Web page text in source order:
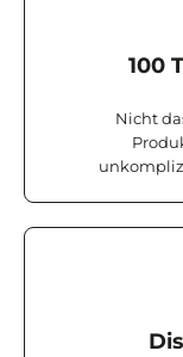
100
Nicht